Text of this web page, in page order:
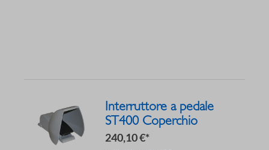
Interruttore a pedale
ST400 Coperchio
240,10 €*